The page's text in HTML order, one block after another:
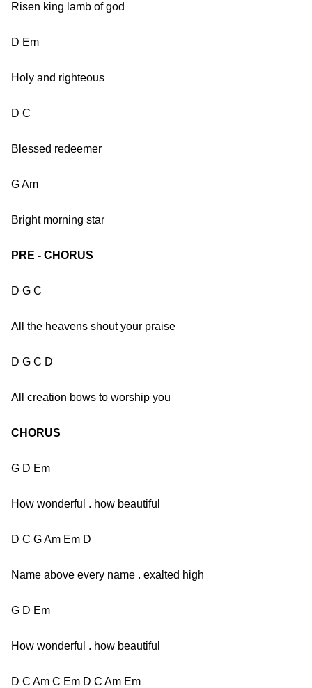
Risen king lamb of god
D Em
Holy and righteous
D C
Blessed redeemer
G Am
Bright morning star
PRE - CHORUS
D G C
All the heavens shout your praise
D G C D
All creation bows to worship you
CHORUS
G D Em
How wonderful . how beautiful
D C G Am Em D
Name above every name . exalted high
G D Em
How wonderful . how beautiful
D C Am C Em D C Am Em